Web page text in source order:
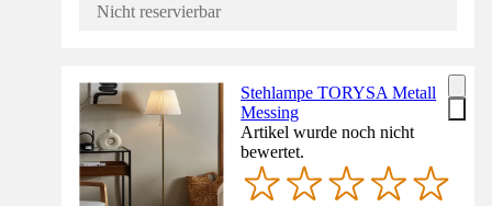
Nicht reservierbar
Stehlampe TORYSA Metall
Messing
Artikel wurde noch nicht
bewertet.